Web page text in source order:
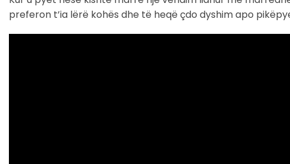
preferon t’ia lërë kohës dhe të heqë çdo dyshim apo